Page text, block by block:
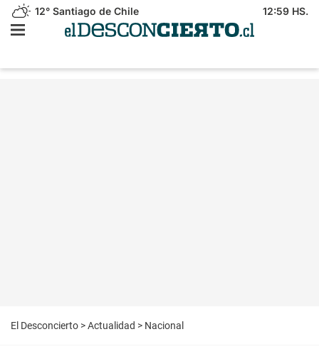
12° Santiago de Chile 12:59 HS.
El Desconcierto >Actualidad > Nacional